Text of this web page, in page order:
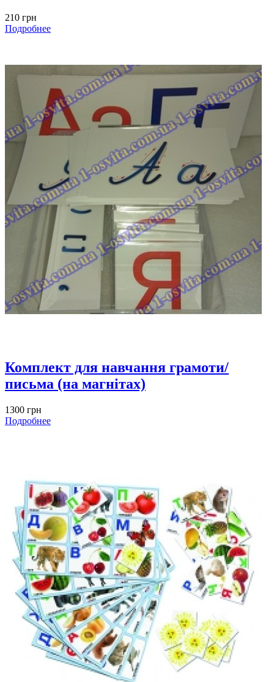
210 грн
Подробнее
Комплект для навчання грамоти/
письма (на магнітах)
1300 грн
Подробнее